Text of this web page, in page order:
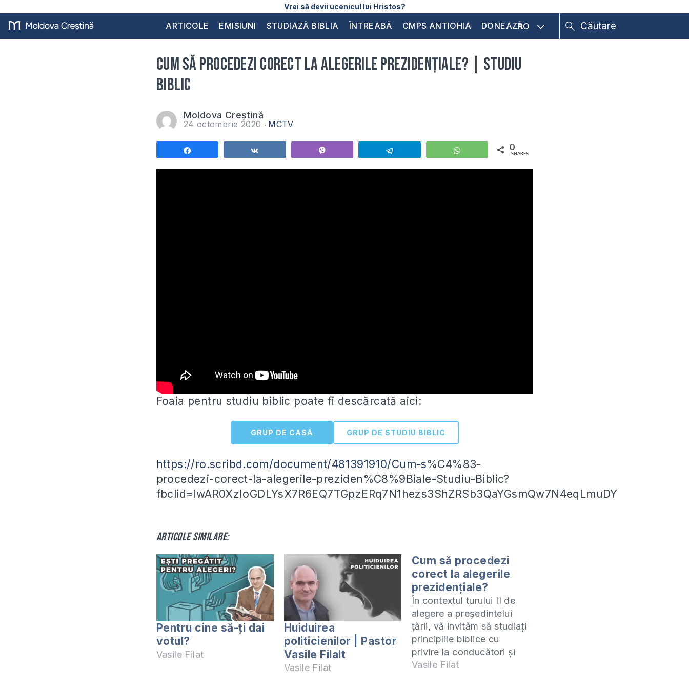
Vrei să devii ucenicul lui Hristos?
ARTICOLE EMISIUNI STUDIAZĂ BIBLIA ÎNTREABĂ CMPS ANTIOHIA DONEAZĂRO
Cum să procedezi corect la alegerile prezidențiale? | Studiu
Biblic
Moldova Creștină
24 octombrie 2020 MCTV
WhatsApp 0
SHARES
Foaia pentru studiu biblic poate fi descărcată aici:
GRUP DE CASĂ GRUP DE STUDIU BIBLIC
https://ro.scribd.com/document/481391910/Cum-s%C4%83-
procedezi-corect-la-alegerile-preziden%C8%9Biale-Studiu-Biblic?
fbclid=IwAR0XzIoGDLYsX7R6EQ7TGpzERq7N1hezs3ShZRSb3QaYGsmQw7N4eqLmuDY
Articole similare:
Pentru cine să-ți dai
votul?
Vasile Filat
Huiduirea
politicienilor | Pastor
Vasile Filalt
Vasile Filat
Cum să procedezi
corect la alegerile
prezidențiale?
În contextul turului II de
alegere a președintelui
țării, vă invităm să studiați
principiile biblice cu
privire la conducători și
împărați și care sunt
Vasile Filat